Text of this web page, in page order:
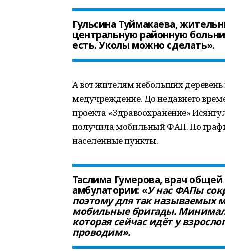
Гульсина Туймакаева,
центральную районную
есть. Уколы можно сделать».
А вот жителям небольших
медучреждение. До недавнего
проекта «Здравоохранение»
получила мобильный ФАП. По
населенные пункты.
Таслима Гумерова, врач
амбулатории: «У нас ФАПы
поэтому для так называемых
мобильные бригады.
которая сейчас идёт у
проводим».